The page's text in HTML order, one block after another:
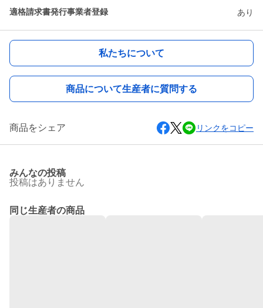
適格請求書発行事業者登録 あり
私たちについて
商品について生産者に質問する
商品をシェア リンクをコピー
みんなの投稿
投稿はありません
同じ生産者の商品